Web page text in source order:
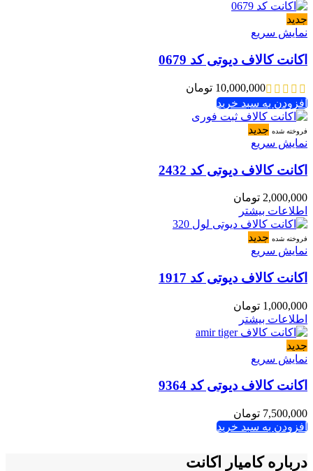
جدید
نمایش سریع
اکانت کالاف دیوتی کد 0679
10,000,000 تومان
افزودن به سبد خرید
فروخته شده جدید
نمایش سریع
اکانت کالاف دیوتی کد 2432
2,000,000 تومان
اطلاعات بیشتر
فروخته شده جدید
نمایش سریع
اکانت کالاف دیوتی کد 1917
1,000,000 تومان
اطلاعات بیشتر
جدید
نمایش سریع
اکانت کالاف دیوتی کد 9364
7,500,000 تومان
افزودن به سبد خرید
درباره کامیار اکانت